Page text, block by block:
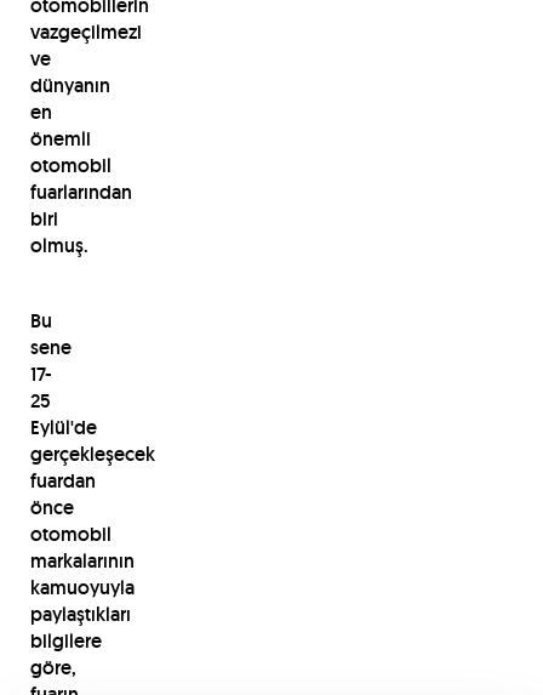
otomobillerin
vazgeçilmezi
ve
dünyanın
en
önemli
otomobil
fuarlarından
biri
olmuş.
Bu
sene
17-
25
Eylül'de
gerçekleşecek
fuardan
önce
otomobil
markalarının
kamuoyuyla
paylaştıkları
bilgilere
göre,